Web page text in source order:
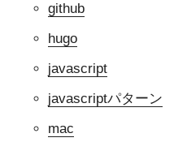
github
hugo
javascript
javascriptパターン
mac